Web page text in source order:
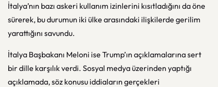
İtalya’nın bazı askeri kullanım izinlerini kısıtladığını da öne
sürerek, bu durumun iki ülke arasındaki ilişkilerde gerilim
yarattığını savundu.
İtalya Başbakanı Meloni ise Trump’ın açıklamalarına sert
bir dille karşılık verdi. Sosyal medya üzerinden yaptığı
açıklamada, söz konusu iddiaların gerçekleri